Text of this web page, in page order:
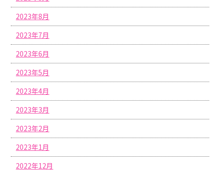
2023年8月
2023年7月
2023年6月
2023年5月
2023年4月
2023年3月
2023年2月
2023年1月
2022年12月